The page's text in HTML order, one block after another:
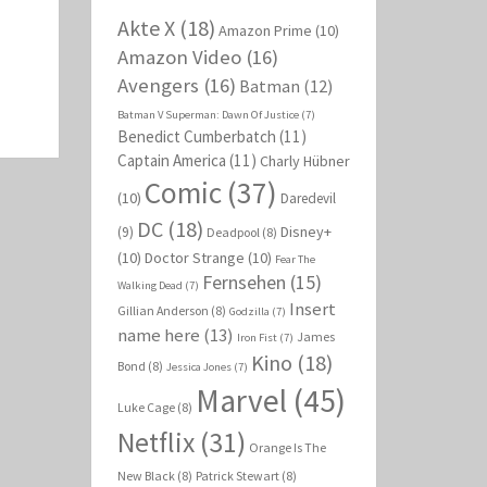
Akte X(18) Amazon Prime (10)
Amazon Video(16)
Avengers (16) Batman (12)
Batman V Superman: Dawn Of Justice(7)
Benedict Cumberbatch (11)
Captain America (11) Charly Hübner
(10) Comic(37) Daredevil
(9) DC(18) Deadpool(8) Disney+
(10) Doctor Strange (10) Fear The
Walking Dead (7) Fernsehen (15)
Gillian Anderson (8) Godzilla (7) Insert
name here (13) Iron Fist(7) James
Bond (8) Jessica Jones(7) Kino (18)
Luke Cage(8) Marvel (45)
Netflix(31) Orange Is The
New Black(8) Patrick Stewart(8)